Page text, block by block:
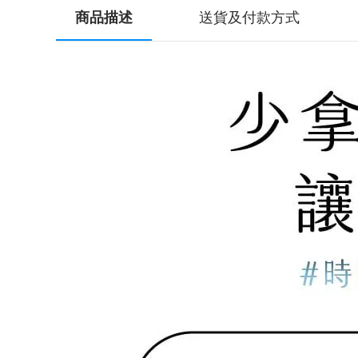
商品描述 送貨及付款方式